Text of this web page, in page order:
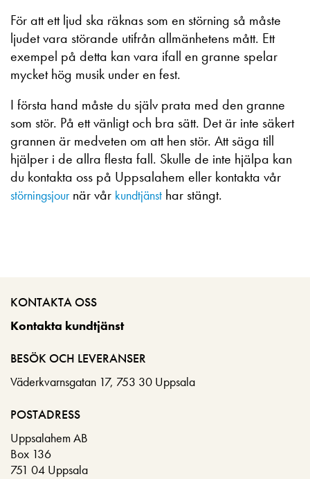
För att ett ljud ska räknas som en störning så måste
ljudet vara störande utifrån allmänhetens mått. Ett
exempel på detta kan vara ifall en granne spelar
mycket hög musik under en fest.
I första hand måste du själv prata med den granne
som stör. På ett vänligt och bra sätt. Det är inte säkert
grannen är medveten om att hen stör. Att säga till
hjälper i de allra flesta fall. Skulle de inte hjälpa kan
du kontakta oss på Uppsalahem eller kontakta vår
störningsjournär vår kundtjänst har stängt.
KONTAKTA OSS
Kontakta kundtjänst
BESÖK OCH LEVERANSER
Väderkvarnsgatan 17, 753 30 Uppsala
POSTADRESS
Uppsalahem AB
Box 136
751 04 Uppsala